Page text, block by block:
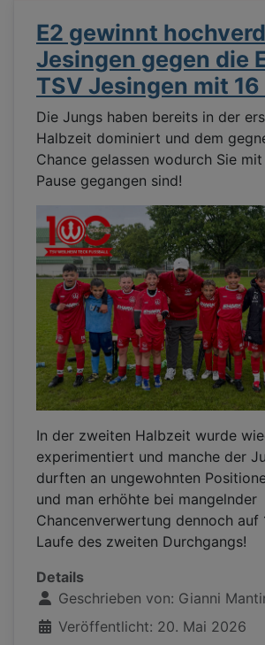
E2 gewinnt
Jesingen gegen die
TSV Jesingen mit 16
Die Jungs haben bereits in der
Halbzeit dominiert und dem
Chance gelassen wodurch Sie
Pause gegangen sind!
In der zweiten Halbzeit wurde
experimentiert und manche der
durften an ungewohnten
und man erhöhte bei mangelnder
Chancenverwertung dennoch auf
Laufe des zweiten Durchgangs!
Details
Geschrieben von: Gianni
Veröffentlicht: 20. Mai 2026